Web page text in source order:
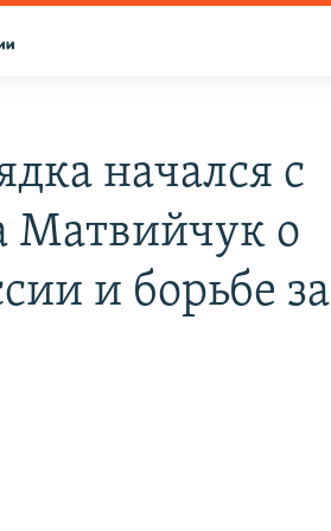
начался с
Матвийчук о
и борьбе за